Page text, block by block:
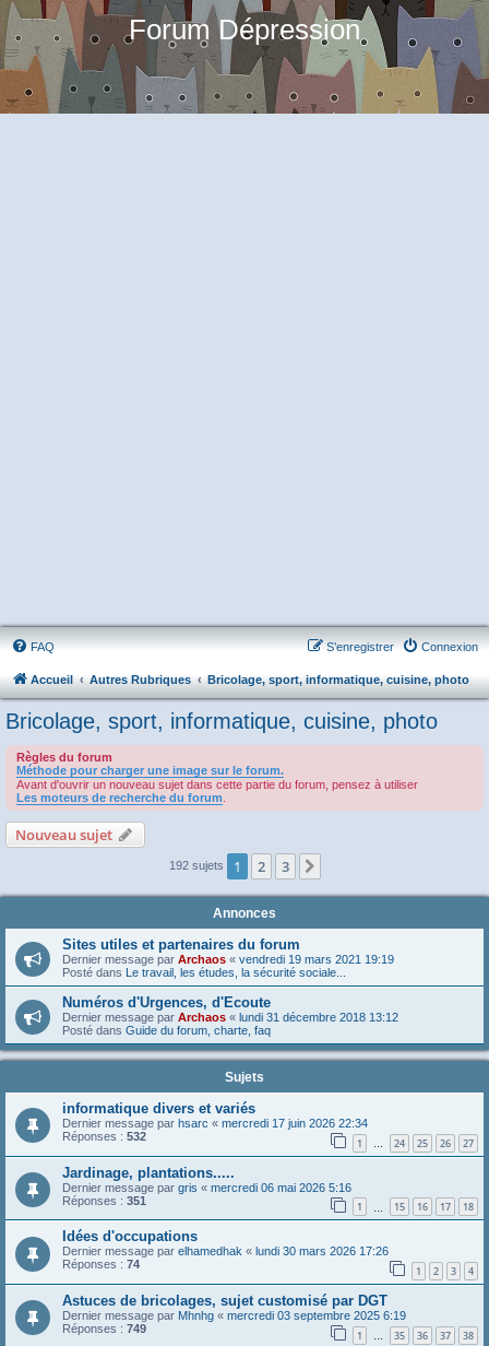
Forum Dépression
FAQ Connexion
S’enregistrer
Accueil Autres Rubriques Bricolage, sport, informatique, cuisine, photo
Bricolage, sport, informatique, cuisine, photo
Règles du forum
Méthode pour charger une image sur le forum.
Avant d'ouvrir un nouveau sujet dans cette partie du forum, pensez à utiliser
Les moteurs de recherche du forum
Nouveau sujet
192 sujets 1 2 3
Annonces
Sites utiles et partenaires du forum
Dernier message par Archaos « vendredi 19 mars 2021 19:19
Posté dans Le travail, les études, la sécurité sociale...
Numéros d'Urgences, d'Ecoute
Dernier message par Archaos « lundi 31 décembre 2018 13:12
Posté dans Guide du forum, charte, faq
Sujets
informatique divers et variés
Dernier message par hsarc « mercredi 17 juin 2026 22:34
Réponses : 532 1 … 24 25 26 27
Jardinage, plantations.....
Dernier message par gris « mercredi 06 mai 2026 5:16
Réponses : 351 1 15 16 17 18
Idées d'occupations
Dernier message par elhamedhak « lundi 30 mars 2026 17:26
Réponses : 74 1 2 3 4
Astuces de bricolages, sujet customisé par DGT
Dernier message par Mhnhg « mercredi 03 septembre 2025 6:19
Réponses : 749 1 … 35 36 37 38